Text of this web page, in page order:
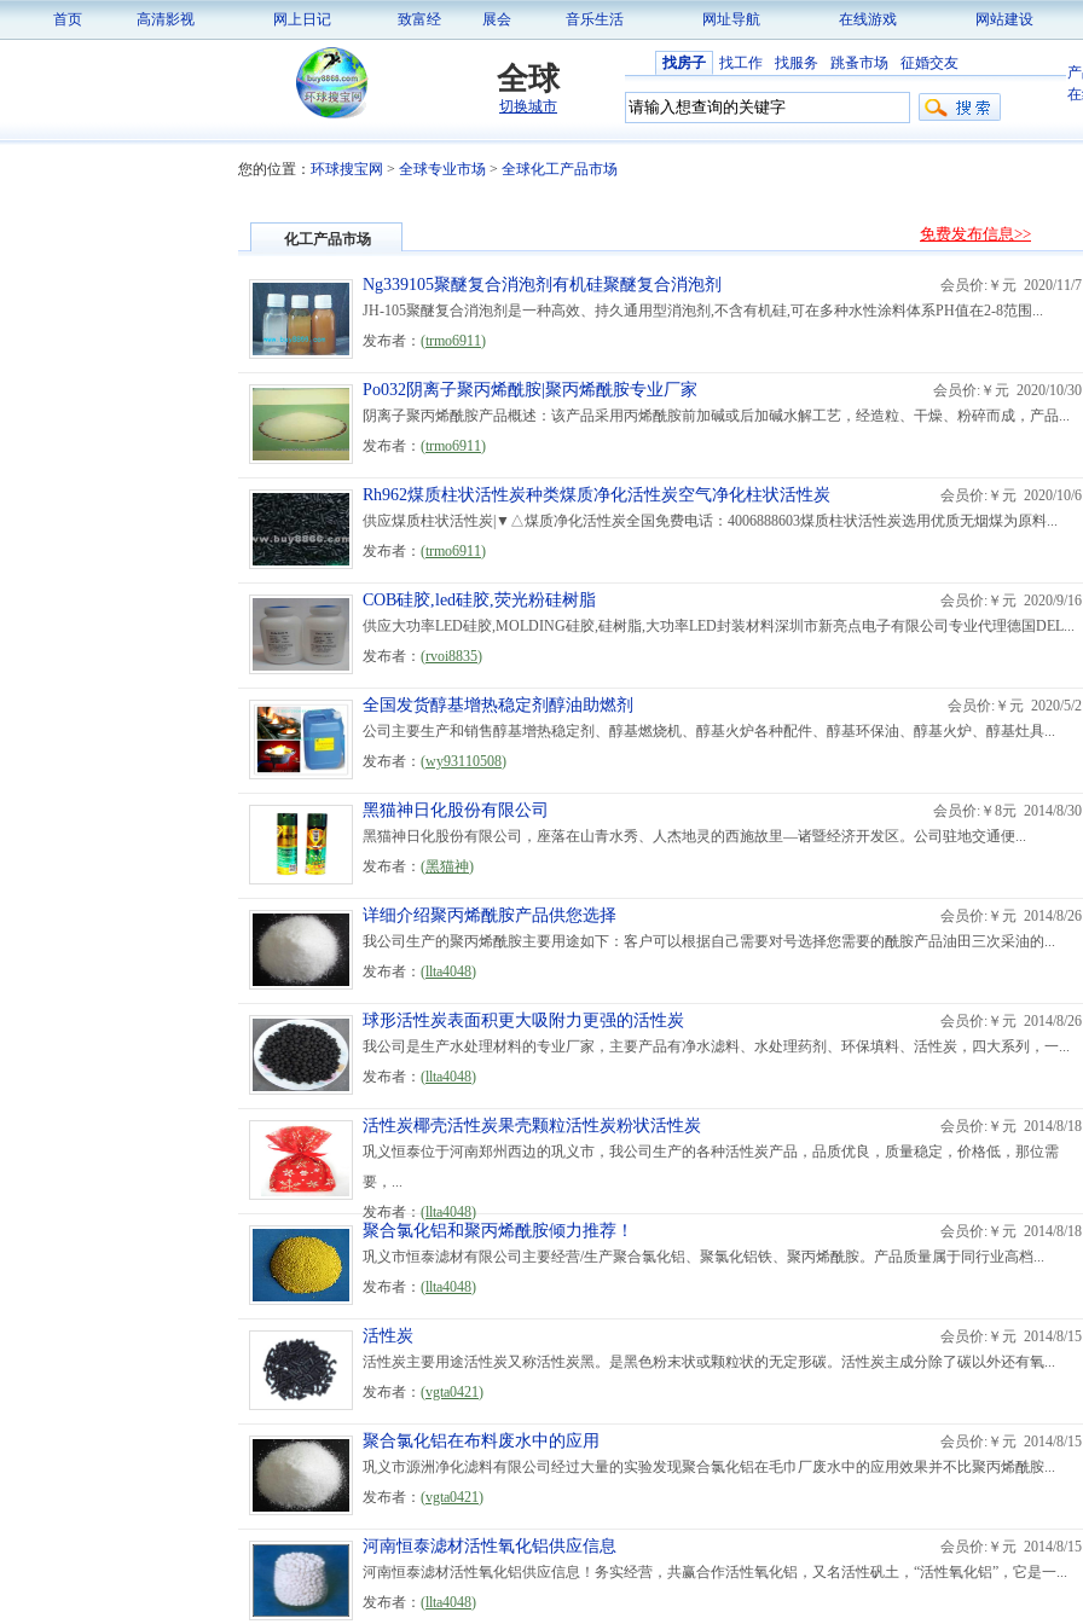
首页 高清影视 网上日记 致富经 展会 音乐生活 网址导航 在线游戏 网站建设
全球
切换城市
找房子 找工作 找服务 跳蚤市场 征婚交友
您的位置： 环球搜宝网 > 全球专业市场 > 全球化工产品市场
化工产品市场 免费发布信息>>
会员价:￥元 2020/11/7
Ng339105聚醚复合消泡剂有机硅聚醚复合消泡剂
JH-105聚醚复合消泡剂是一种高效、持久通用型消泡剂,不含有机硅,可在多种水性涂料体系PH值在2-8范围...
发布者： (trmo6911)
会员价:￥元 2020/10/30
Po032阴离子聚丙烯酰胺|聚丙烯酰胺专业厂家
阴离子聚丙烯酰胺产品概述：该产品采用丙烯酰胺前加碱或后加碱水解工艺，经造粒、干燥、粉碎而成，产品...
发布者： (trmo6911)
会员价:￥元 2020/10/6
Rh962煤质柱状活性炭种类煤质净化活性炭空气净化柱状活性炭
供应煤质柱状活性炭|▼△煤质净化活性炭全国免费电话：4006888603煤质柱状活性炭选用优质无烟煤为原料...
发布者： (trmo6911)
会员价:￥元 2020/9/16
COB硅胶,led硅胶,荧光粉硅树脂
供应大功率LED硅胶,MOLDING硅胶,硅树脂,大功率LED封装材料深圳市新亮点电子有限公司专业代理德国DEL...
发布者： (rvoi8835)
会员价:￥元 2020/5/2
全国发货醇基增热稳定剂醇油助燃剂
公司主要生产和销售醇基增热稳定剂、醇基燃烧机、醇基火炉各种配件、醇基环保油、醇基火炉、醇基灶具...
发布者： (wy93110508)
会员价:￥8元 2014/8/30
黑猫神日化股份有限公司
黑猫神日化股份有限公司，座落在山青水秀、人杰地灵的西施故里—诸暨经济开发区。公司驻地交通便...
发布者： (黑猫神)
会员价:￥元 2014/8/26
详细介绍聚丙烯酰胺产品供您选择
我公司生产的聚丙烯酰胺主要用途如下：客户可以根据自己需要对号选择您需要的酰胺产品油田三次采油的...
发布者： (llta4048)
会员价:￥元 2014/8/26
球形活性炭表面积更大吸附力更强的活性炭
我公司是生产水处理材料的专业厂家，主要产品有净水滤料、水处理药剂、环保填料、活性炭，四大系列，一...
发布者： (llta4048)
会员价:￥元 2014/8/18
活性炭椰壳活性炭果壳颗粒活性炭粉状活性炭
巩义恒泰位于河南郑州西边的巩义市，我公司生产的各种活性炭产品，品质优良，质量稳定，价格低，那位需
要，...
发布者： (llta4048)
会员价:￥元 2014/8/18
聚合氯化铝和聚丙烯酰胺倾力推荐！
巩义市恒泰滤材有限公司主要经营/生产聚合氯化铝、聚氯化铝铁、聚丙烯酰胺。产品质量属于同行业高档...
发布者： (llta4048)
会员价:￥元 2014/8/15
活性炭
活性炭主要用途活性炭又称活性炭黑。是黑色粉末状或颗粒状的无定形碳。活性炭主成分除了碳以外还有氧...
发布者： (vgta0421)
会员价:￥元 2014/8/15
聚合氯化铝在布料废水中的应用
巩义市源洲净化滤料有限公司经过大量的实验发现聚合氯化铝在毛巾厂废水中的应用效果并不比聚丙烯酰胺...
发布者： (vgta0421)
会员价:￥元 2014/8/15
河南恒泰滤材活性氧化铝供应信息
河南恒泰滤材活性氧化铝供应信息！务实经营，共赢合作活性氧化铝，又名活性矾土，“活性氧化铝”，它是一...
发布者： (llta4048)